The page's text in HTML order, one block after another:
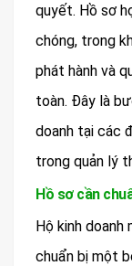
quyết. Hồ sơ
chóng, trong
phát hành và
toàn. Đây là
doanh tại các
trong quản lý
Hồ sơ cần
Hộ kinh doanh
chuẩn bị một